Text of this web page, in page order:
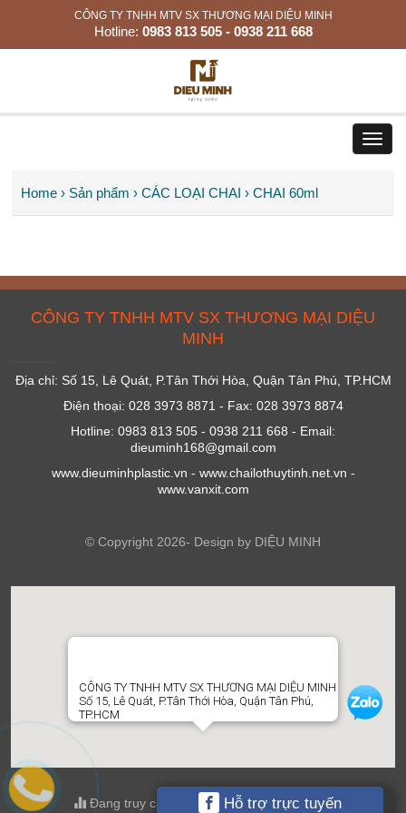
CÔNG TY TNHH MTV SX THƯƠNG MẠI DIỆU MINH
Hotline: 0983 813 505 - 0938 211 668
Home › Sản phẩm › CÁC LOẠI CHAI › CHAI 60ml
CÔNG TY TNHH MTV SX THƯƠNG MẠI DIỆU
MINH
Địa chỉ: Số 15, Lê Quát, P.Tân Thới Hòa, Quận Tân Phú, TP.HCM
Điện thoại: 028 3973 8871 - Fax: 028 3973 8874
Hotline: 0983 813 505 - 0938 211 668 - Email:
dieuminh168@gmail.com
www.dieuminhplastic.vn - www.chailothuytinh.net.vn -
www.vanxit.com
© Copyright 2026- Design by DIỆU MINH
CÔNG TY TNHH MTV SX THƯƠNG MẠI DIỆU MINH
Số 15, Lê Quát, P.Tân Thới Hòa, Quận Tân Phú,
TP.HCM
Đang truy cập : 4 ; Tổng truy cập : 607197
Hỗ trợ trực tuyến